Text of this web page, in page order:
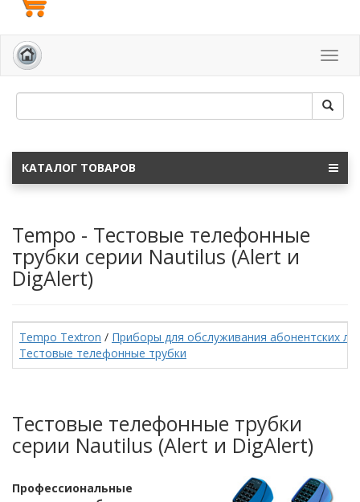
КАТАЛОГ ТОВАРОВ
Tempo - Тестовые телефонные
трубки серии Nautilus (Alert и
DigAlert)
Tempo Textron / Приборы для обслуживания абонентских
Тестовые телефонные трубки
Тестовые телефонные трубки
серии Nautilus (Alert и DigAlert)
Профессиональные